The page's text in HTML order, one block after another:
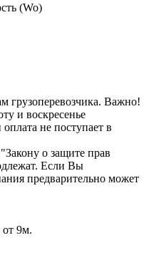
(Wo)
грузоперевозчика. Важно!
и воскресенье
не поступает в
о защите прав
Если Вы
предварительно может
от 9м.